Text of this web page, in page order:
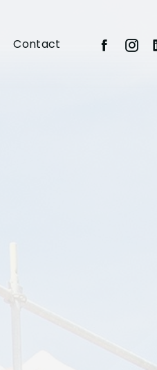
Contact